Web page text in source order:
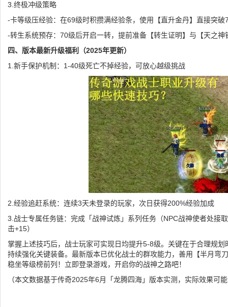
3.终极冲级策略
-卡等级压经验：在69级时积攒满经验条，使用【直升金丹】直接突
-转生系统预存：70级后开启一转，提前准备【转生证明】与【天之
四、版本最新升级福利（2025年更新）
1.新手保护机制：1-40级死亡不掉经验，可放心越级挑战
2.经验追赶系统：连续3天未登录的玩家，次日获得200%经验加成
3.战士专属任务链：完成「战神试炼」系列任务（NPC战神使者处接
击+15）
掌握上述技巧后，战士玩家可实现日均提升5-8级。关键在于合理规
持续强化关键装备。最新版本已优化战士的群攻能力，善用【半月弯
稳坐等级榜前列！立即登录游戏，开启你的战神之路吧！
（本文数据基于传奇2025年6月「龙腾四海」版本实测，实际效果可